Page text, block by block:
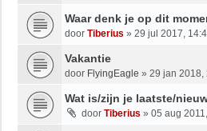
Waar denk je op dit
door Tiberius » 29 jul 2017,
Vakantie
door FlyingEagle » 29 jan 2018,
Wat is/zijn je laatste/
door Tiberius » 05 aug